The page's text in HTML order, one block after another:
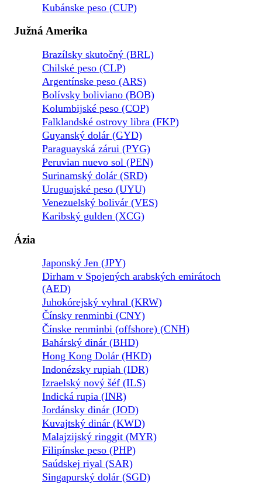
Kubánske peso (CUP)
Južná Amerika
Brazílsky skutočný (BRL)
Chilské peso (CLP)
Argentínske peso (ARS)
Bolívsky boliviano (BOB)
Kolumbijské peso (COP)
Falklandské ostrovy libra (FKP)
Guyanský dolár (GYD)
Paraguayská zárui (PYG)
Peruvian nuevo sol (PEN)
Surinamský dolár (SRD)
Uruguajské peso (UYU)
Venezuelský bolivár (VES)
Karibský gulden (XCG)
Ázia
Japonský Jen (JPY)
Dirham v Spojených arabských emirátoch
(AED)
Juhokórejský vyhral (KRW)
Čínsky renminbi (CNY)
Čínske renminbi (offshore) (CNH)
Bahárský dinár (BHD)
Hong Kong Dolár (HKD)
Indonézsky rupiah (IDR)
Izraelský nový šéf (ILS)
Indická rupia (INR)
Jordánsky dinár (JOD)
Kuvajtský dinár (KWD)
Malajzijský ringgit (MYR)
Filipínske peso (PHP)
Saúdskej riyal (SAR)
Singapurský dolár (SGD)